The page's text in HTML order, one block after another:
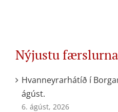
Nýjustu
Hvanneyrarhátíð í
ágúst.
6. ágúst, 2026